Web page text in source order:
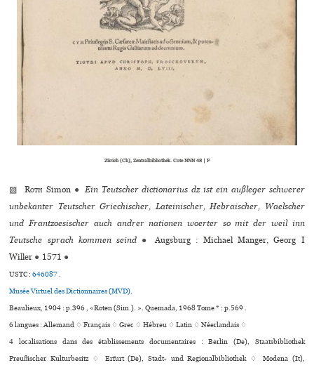
Zürich (Ch), Zentralbibliothek. Cote NNN 48 | F
▨Roth Simon ● Ein Teutscher dictionarius dz ist ein außleger schwerer
unbekanter Teutscher Griechischer, Lateinischer, Hebraischer, Waelscher
und Frantzoesischer auch andrer nationen woerter so mit der weil inn
Teutsche sprach kommen seind ●
Augsburg : Michael Manger, Georg I
Willer ● 1571 ●
USTC :646087.
Musée Virtuel des Dictionnaires (MVD).
Beaulieux, 1904 : p.396 , «Roten (Sim.). ». Quemada, 1968 Tome * : p.569 .
6 langues :Allemand ♢Français ♢Grec ♢Hébreu ♢Latin ♢Néerlandais ♢
4 localisations dans des établissements documentaires : Berlin (De), Staatsbibliothek
Preußischer Kulturbesitz ♢ Erfurt (De), Stadt- und Regionalbibliothek ♢ Modena (It),